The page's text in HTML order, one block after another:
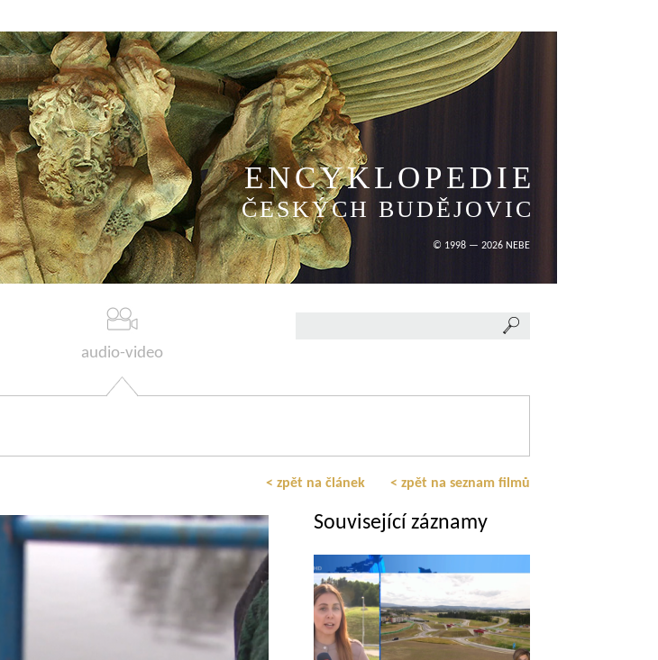
ENCYKLOPEDIE
ČESKÝCH BUDĚJOVIC
© 1998 — 2026 NEBE
audio-video
< zpět na článek < zpět na seznam filmů
Související záznamy